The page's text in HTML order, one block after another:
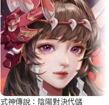
式神傳說：陰陽對決代儲